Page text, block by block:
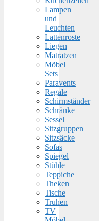
Lampen
und
Leuchten
Lattenroste
Liegen
Matratzen
Möbel
Sets
Paravents
Regale
Schirmständer
Schränke
Sessel
Sitzgruppen
Sitzsäcke
Sofas
Spiegel
Stühle
Teppiche
Theken
Tische
Truhen
TV